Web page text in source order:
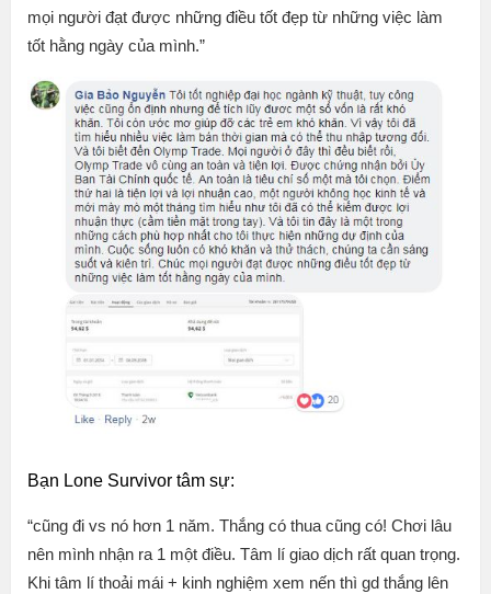
mọi người đạt được những điều tốt đẹp từ những việc làm
tốt hằng ngày của mình.”
Bạn Lone Survivor tâm sự:
“cũng đi vs nó hơn 1 năm. Thắng có thua cũng có! Chơi lâu
nên mình nhận ra 1 một điều. Tâm lí giao dịch rất quan trọng.
Khi tâm lí thoải mái + kinh nghiệm xem nến thì gd thắng lên